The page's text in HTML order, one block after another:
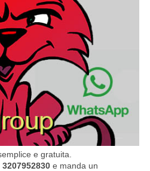
e gratuita.
3207952830 e manda un